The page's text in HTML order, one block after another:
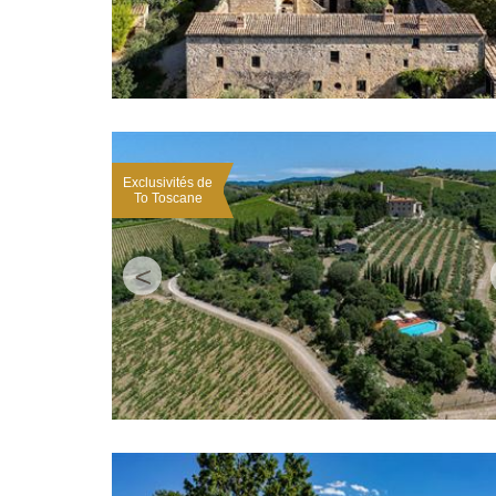
<
Exclusivités de
To Toscane